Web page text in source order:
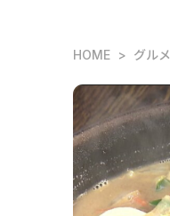
HOME グルメ